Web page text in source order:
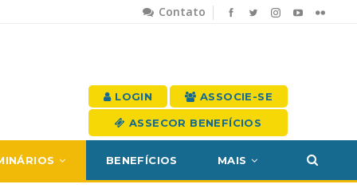
Contato
LOGIN ASSOCIE-SE
ASSECOR BENEFÍCIOS
BENEFÍCIOS MAIS